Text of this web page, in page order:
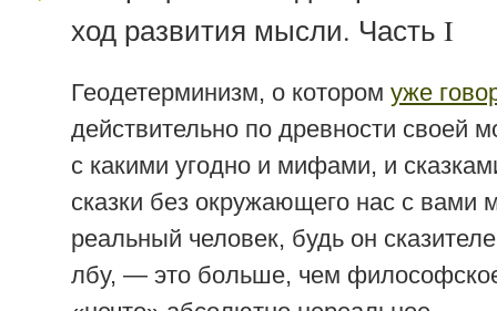
ход развития мысли. Часть I
Геодетерминизм, о которомуже
действительно по древности своей
с какими угодно и мифами, и
сказки без окружающего нас с вами
реальный человек, будь он
лбу, — это больше, чем